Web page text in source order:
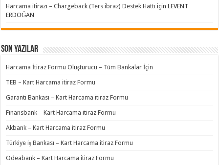
Harcama itirazı – Chargeback (Ters ibraz) Destek Hattı içinLEVENT
ERDOĞAN
Son Yazılar
Harcama İtiraz Formu Oluşturucu – Tüm Bankalar İçin
TEB – Kart Harcama itiraz Formu
Garanti Bankası – Kart Harcama itiraz Formu
Finansbank – Kart Harcama itiraz Formu
Akbank – Kart Harcama itiraz Formu
Türkiye iş Bankası – Kart Harcama itiraz Formu
Odeabank – Kart Harcama itiraz Formu